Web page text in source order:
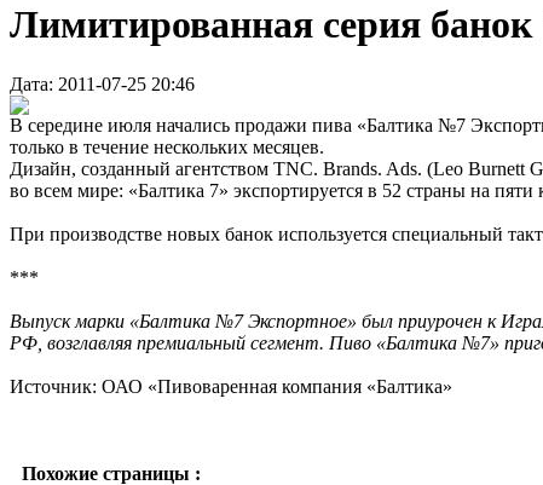
Лимитированная серия
Дата: 2011-07-25 20:46
В середине июля начались продажи пива «Балтика №7
только в течение нескольких месяцев.
Дизайн, созданный агентством TNC. Brands. Ads. (Leo Burnett
во всем мире: «Балтика 7» экспортируется в 52 страны на
При производстве новых банок используется специальный
***
Выпуск марки «Балтика №7 Экспортное» был приурочен к
РФ, возглавляя премиальный сегмент. Пиво «Балтика №7»
Источник: ОАО «Пивоваренная компания «Балтика»
Похожие страницы :